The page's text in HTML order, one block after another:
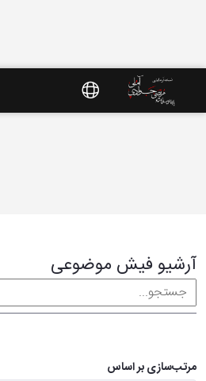
آرشیو فیش موضوعی
مرتب‌سازی بر اساس